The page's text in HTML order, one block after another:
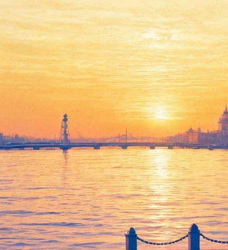
Воин.com
19 апреля 2012, четверг-16 мая 2012, среда
Версия для печати
Все кино